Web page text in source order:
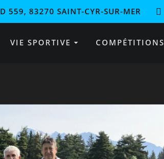
559, 83270 SAINT-CYR-SUR-MER
VIE SPORTIVE COMPÉTITIONS